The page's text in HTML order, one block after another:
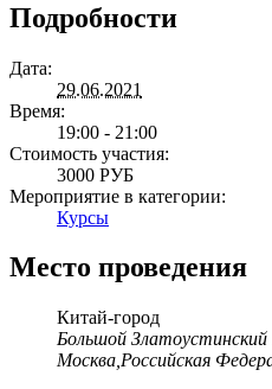
Подробности
Дата:
29.06.2021
Время:
19:00 - 21:00
Стоимость участия:
3000 РУБ
Мероприятие в категории:
Курсы
Место проведения
Китай-город
Большой Златоустинский
Москва Российская